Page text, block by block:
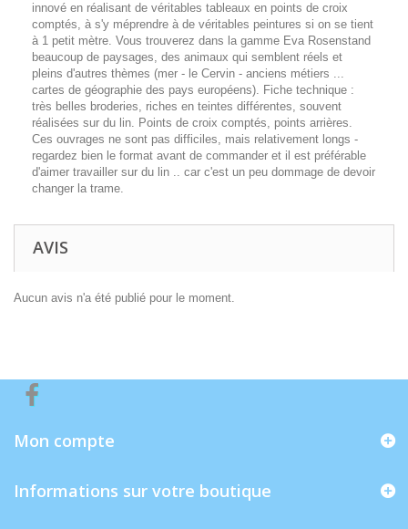
innové en réalisant de véritables tableaux en points de croix
comptés, à s'y méprendre à de véritables peintures si on se tient
à 1 petit mètre. Vous trouverez dans la gamme Eva Rosenstand
beaucoup de paysages, des animaux qui semblent réels et
pleins d'autres thèmes (mer - le Cervin - anciens métiers ...
cartes de géographie des pays européens). Fiche technique :
très belles broderies, riches en teintes différentes, souvent
réalisées sur du lin. Points de croix comptés, points arrières.
Ces ouvrages ne sont pas difficiles, mais relativement longs -
regardez bien le format avant de commander et il est préférable
d'aimer travailler sur du lin .. car c'est un peu dommage de devoir
changer la trame.
AVIS
Aucun avis n'a été publié pour le moment.
Mon compte
Informations sur votre boutique